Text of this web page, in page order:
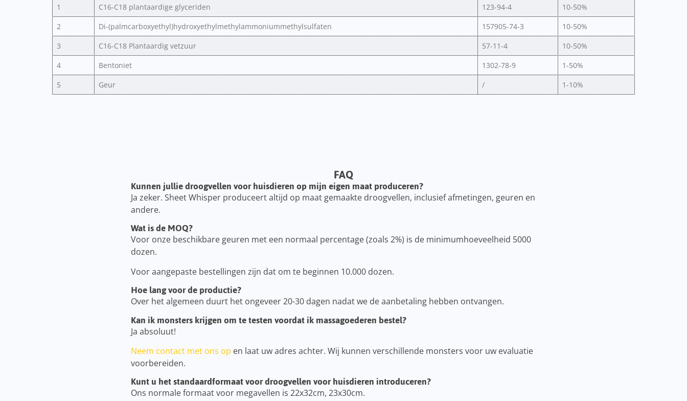
1
C16-C18 plantaardige glyceriden 123-94-4
10-50%
2
Di-(palmcarboxyethyl)hydroxyethylmethylammoniummethylsulfaten 157905-74-3
10-50%
3
C16-C18 Plantaardig vetzuur 57-11-4
10-50%
4
Bentoniet 1302-78-9
1-50%
5
Geur / 1-10%
FAQ
Kunnen jullie droogvellen voor huisdieren op mijn eigen maat produceren?
Ja zeker. Sheet Whisper produceert altijd op maat gemaakte droogvellen, inclusief afmetingen, geuren en
andere.
Wat is de MOQ?
Voor onze beschikbare geuren met een normaal percentage (zoals 2%) is de minimumhoeveelheid 5000
dozen.
Voor aangepaste bestellingen zijn dat om te beginnen 10.000 dozen.
Hoe lang voor de productie?
Over het algemeen duurt het ongeveer 20-30 dagen nadat we de aanbetaling hebben ontvangen.
Kan ik monsters krijgen om te testen voordat ik massagoederen bestel?
Ja absoluut!
Neem contact met ons op en laat uw adres achter. Wij kunnen verschillende monsters voor uw evaluatie
voorbereiden.
Kunt u het standaardformaat voor droogvellen voor huisdieren introduceren?
Ons normale formaat voor megavellen is 22x32cm, 23x30cm.